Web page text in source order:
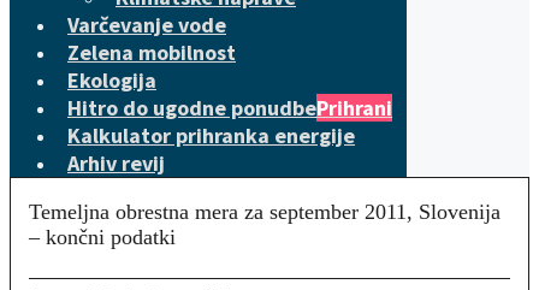
Varčevanje vode
Zelena mobilnost
Ekologija
Hitro do ugodne ponudbePrihrani
Kalkulator prihranka energije
Arhiv revij
Temeljna obrestna mera za september 2011, Slovenija
– končni podatki